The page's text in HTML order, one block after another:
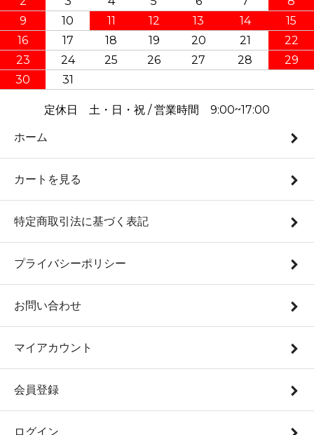
9
10 11 12 13 14
15
16
17 18 19 20 21
22
23
24 25 26 27 28
29
30
31
定休日 土・日・祝 / 営業時間 9:00~17:00
ホーム
カートを見る
特定商取引法に基づく表記
プライバシーポリシー
お問い合わせ
マイアカウント
会員登録
ログイン